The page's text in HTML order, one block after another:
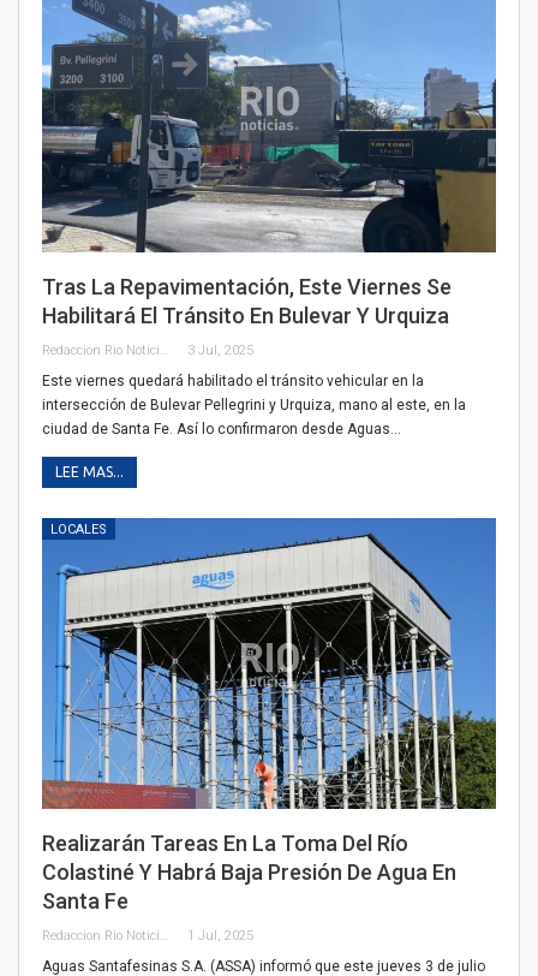
Tras La Repavimentación, Este Viernes Se
Habilitará El Tránsito En Bulevar Y Urquiza
Redaccion Rio Noticias 3 Jul, 2025
Este viernes quedará habilitado el tránsito vehicular en la
intersección de Bulevar Pellegrini y Urquiza, mano al este, en la
ciudad de Santa Fe. Así lo confirmaron desde Aguas…
LEE MAS...
LOCALES
Realizarán Tareas En La Toma Del Río
Colastiné Y Habrá Baja Presión De Agua En
Santa Fe
Redaccion Rio Noticias 1 Jul, 2025
Aguas Santafesinas S.A. (ASSA) informó que este jueves 3 de julio